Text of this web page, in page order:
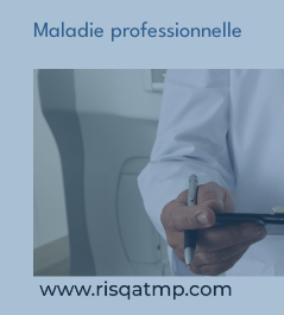
Maladie professionnelle